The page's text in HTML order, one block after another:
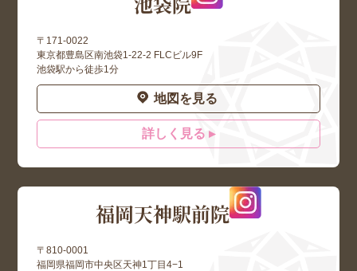
〒171-0022
東京都豊島区南池袋1-22-2 FLCビル9F
池袋駅から徒歩1分
地図を見る
詳しく見る ▸
福岡天神駅前院
〒810-0001
福岡県福岡市中央区天神1丁目4−1